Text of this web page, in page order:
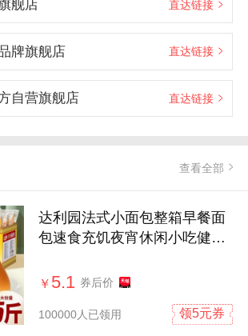
舰店 直达链接
牌旗舰店 直达链接
自营旗舰店 直达链接
查看全部
达利园法式小面包整箱早餐面
包速食充饥夜宵休闲小吃健康
￥ 5.1 券后价
100000人已领用 领5元券